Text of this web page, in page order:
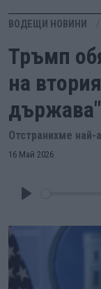
ВОДЕЩИ НОВИНИ
Тръмп
на
държава"
Отстранихме най-
16 Май 2026